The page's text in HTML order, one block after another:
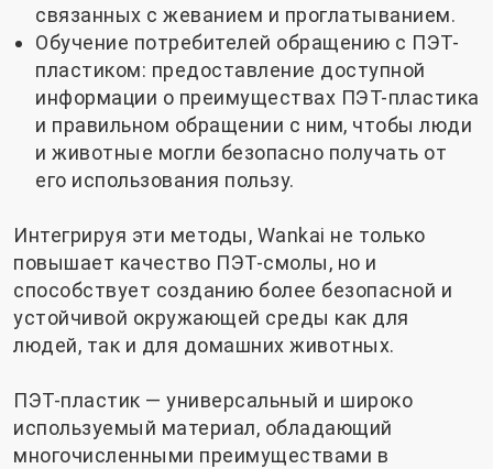
связанных с жеванием и проглатыванием.
Обучение потребителей обращению с ПЭТ-
пластиком: предоставление доступной
информации о преимуществах ПЭТ-пластика
и правильном обращении с ним, чтобы люди
и животные могли безопасно получать от
его использования пользу.
Интегрируя эти методы, Wankai не только
повышает качество ПЭТ-смолы, но и
способствует созданию более безопасной и
устойчивой окружающей среды как для
людей, так и для домашних животных.
ПЭТ-пластик — универсальный и широко
используемый материал, обладающий
многочисленными преимуществами в